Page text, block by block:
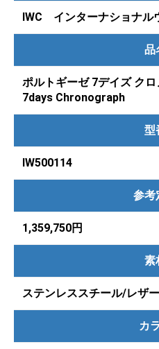
IWC インターナショナル
品
ポルトギーゼ 7デイズ ク
7days Chronograph
型
IW500114
参考
1,359,750円
素
ステンレススチール/レザ
カ